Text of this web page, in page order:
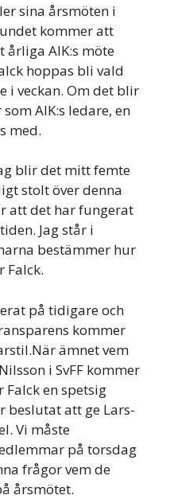
sina årsmöten i
kommer att
AIK:s möte
hoppas bli vald
i veckan. Om det blir
AIK:s ledare, en
med.
blir det mitt femte
stolt över denna
att det har fungerat
Jag står i
bestämmer hur
Falck.
på tidigare och
kommer
ämnet vem
i SvFF kommer
en spetsig
beslutat att ge Lars-
Vi måste
på torsdag
frågor vem de
årsmötet.